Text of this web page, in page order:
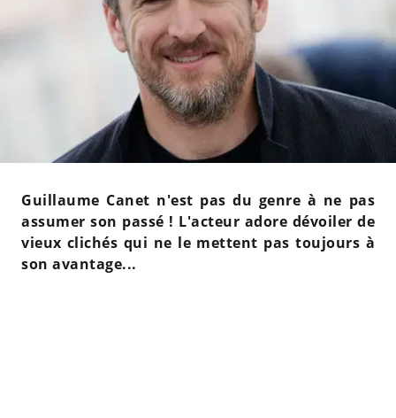
Guillaume Canet n'est pas du genre à ne pas
assumer son passé ! L'acteur adore dévoiler de
vieux clichés qui ne le mettent pas toujours à
son avantage...